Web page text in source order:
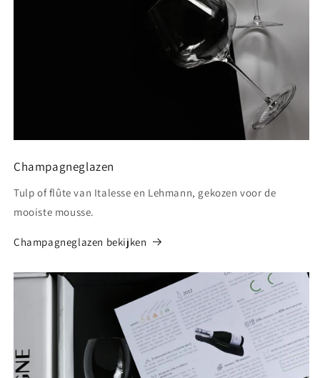
Champagneglazen
Tulp of flûte van Italesse en Lehmann, gekozen voor de
mooiste mousse.
Champagneglazen bekijken